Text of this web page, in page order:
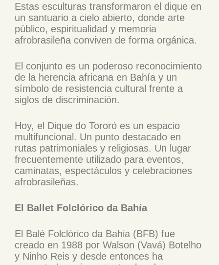
Estas esculturas transformaron el dique en
un santuario a cielo abierto, donde arte
público, espiritualidad y memoria
afrobrasileña conviven de forma orgánica.
El conjunto es un poderoso reconocimiento
de la herencia africana en Bahía y un
símbolo de resistencia cultural frente a
siglos de discriminación.
Hoy, el Dique do Tororó es un espacio
multifuncional. Un punto destacado en
rutas patrimoniales y religiosas. Un lugar
frecuentemente utilizado para eventos,
caminatas, espectáculos y celebraciones
afrobrasileñas.
El Ballet Folclórico da Bahía
El Balé Folclórico da Bahia (BFB) fue
creado en 1988 por Walson (Vavá) Botelho
y Ninho Reis y desde entonces ha